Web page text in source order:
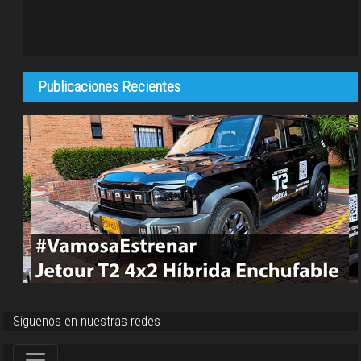
Publicaciones Recientes
Siguenos en nuestras redes